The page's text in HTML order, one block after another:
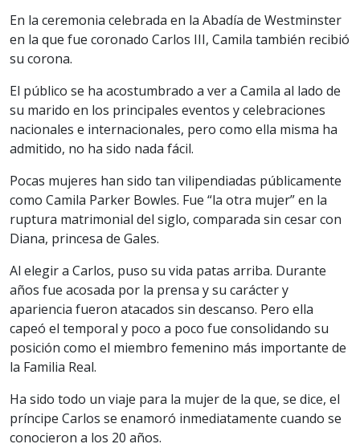
En la ceremonia celebrada en la Abadía de Westminster
en la que fue coronado Carlos III, Camila también recibió
su corona.
El público se ha acostumbrado a ver a Camila al lado de
su marido en los principales eventos y celebraciones
nacionales e internacionales, pero como ella misma ha
admitido, no ha sido nada fácil.
Pocas mujeres han sido tan vilipendiadas públicamente
como Camila Parker Bowles. Fue “la otra mujer” en la
ruptura matrimonial del siglo, comparada sin cesar con
Diana, princesa de Gales.
Al elegir a Carlos, puso su vida patas arriba. Durante
años fue acosada por la prensa y su carácter y
apariencia fueron atacados sin descanso. Pero ella
capeó el temporal y poco a poco fue consolidando su
posición como el miembro femenino más importante de
la Familia Real.
Ha sido todo un viaje para la mujer de la que, se dice, el
príncipe Carlos se enamoró inmediatamente cuando se
conocieron a los 20 años.